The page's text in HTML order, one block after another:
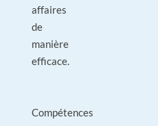
affaires
de
manière
efficace.
Compétences